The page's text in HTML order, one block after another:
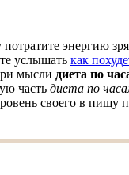
энергию
услышать как
мысли диета по
часть диета по
своего в пищу